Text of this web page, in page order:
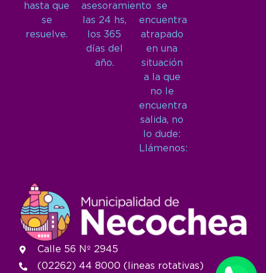
hasta que
se
resuelve.
asesoramiento
las 24 hs,
los 365
días del
año.
se
encuentra
atrapado
en una
situación
a la que
no le
encuentra
salida, no
lo dude:
Llámenos:
Calle 56 Nº 2945
(02262) 44 8000 (lineas rotativas)